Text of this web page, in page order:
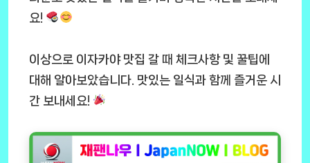
요!
이상으로 이자카야 맛집 갈 때 체크사항 및 꿀팁에
대해 알아보았습니다. 맛있는 일식과 함께 즐거운 시
간 보내세요!